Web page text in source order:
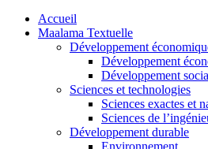
Accueil
Maalama Textuelle
Développement
Développement
Développement
Sciences et technologies
Sciences exactes et
Sciences de
Développement durable